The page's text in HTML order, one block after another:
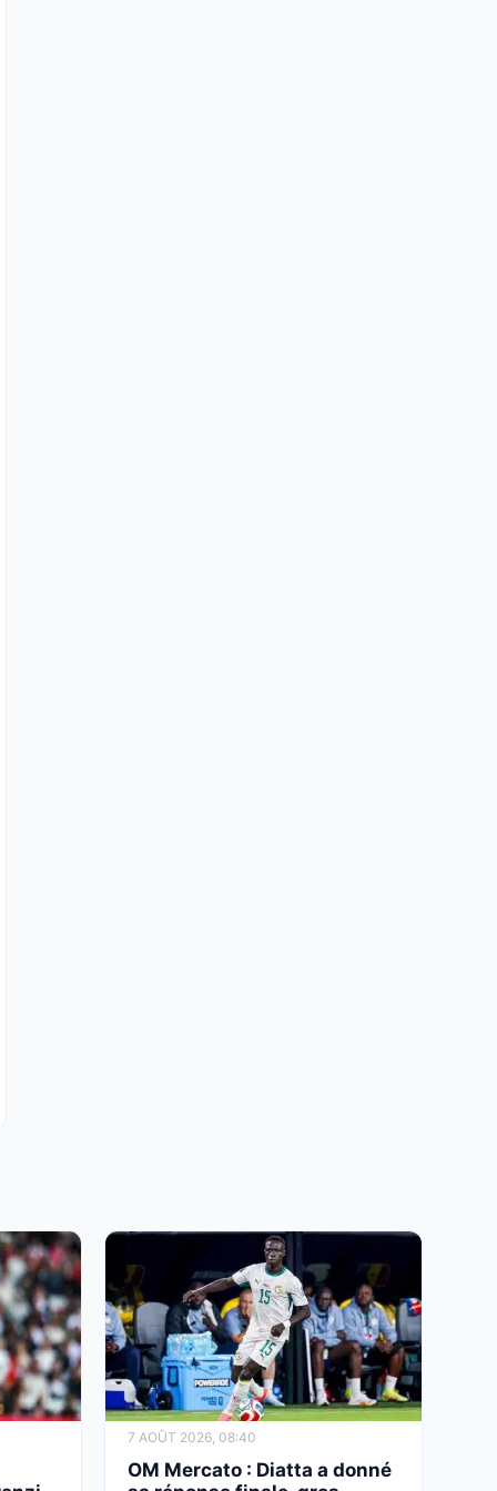
7 AOÛT 2026, 08:40
OM Mercato : Diatta a donné